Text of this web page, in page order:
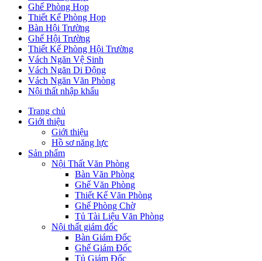
Ghế Phòng Họp
Thiết Kế Phòng Họp
Bàn Hội Trường
Ghế Hội Trường
Thiết Kế Phòng Hội Trường
Vách Ngăn Vệ Sinh
Vách Ngăn Di Động
Vách Ngăn Văn Phòng
Nội thất nhập khẩu
Trang chủ
Giới thiệu
Giới thiệu
Hồ sơ năng lực
Sản phẩm
Nội Thất Văn Phòng
Bàn Văn Phòng
Ghế Văn Phòng
Thiết Kế Văn Phòng
Ghế Phòng Chờ
Tủ Tài Liệu Văn Phòng
Nội thất giám đốc
Bàn Giám Đốc
Ghế Giám Đốc
Tủ Giám Đốc